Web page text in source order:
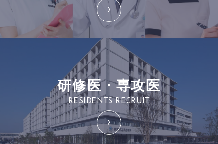
研修医・専攻医
RESIDENTS RECRUIT